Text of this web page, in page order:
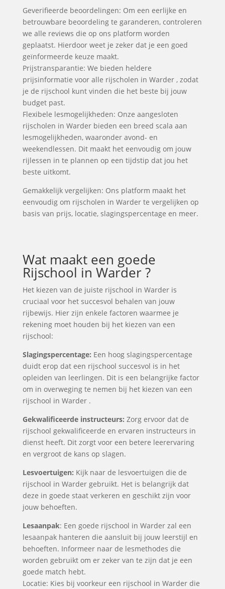
Geverifieerde beoordelingen: Om een eerlijke en
betrouwbare beoordeling te garanderen, controleren
we alle reviews die op ons platform worden
geplaatst. Hierdoor weet je zeker dat je een goed
geïnformeerde keuze maakt.
Prijstransparantie: We bieden heldere
prijsinformatie voor alle rijscholen in Warder , zodat
je de rijschool kunt vinden die het beste bij jouw
budget past.
Flexibele lesmogelijkheden: Onze aangesloten
rijscholen in Warder bieden een breed scala aan
lesmogelijkheden, waaronder avond- en
weekendlessen. Dit maakt het eenvoudig om jouw
rijlessen in te plannen op een tijdstip dat jou het
beste uitkomt.
Gemakkelijk vergelijken: Ons platform maakt het
eenvoudig om rijscholen in Warder te vergelijken op
basis van prijs, locatie, slagingspercentage en meer.
Wat maakt een goede
Rijschool in Warder ?
Het kiezen van de juiste rijschool in Warder is
cruciaal voor het succesvol behalen van jouw
rijbewijs. Hier zijn enkele factoren waarmee je
rekening moet houden bij het kiezen van een
rijschool:
Slagingspercentage: Een hoog slagingspercentage
duidt erop dat een rijschool succesvol is in het
opleiden van leerlingen. Dit is een belangrijke factor
om in overweging te nemen bij het kiezen van een
rijschool in Warder .
Gekwalificeerde instructeurs: Zorg ervoor dat de
rijschool gekwalificeerde en ervaren instructeurs in
dienst heeft. Dit zorgt voor een betere leerervaring
en vergroot de kans op slagen.
Lesvoertuigen: Kijk naar de lesvoertuigen die de
rijschool in Warder gebruikt. Het is belangrijk dat
deze in goede staat verkeren en geschikt zijn voor
jouw behoeften.
Lesaanpak: Een goede rijschool in Warder zal een
lesaanpak hanteren die aansluit bij jouw leerstijl en
behoeften. Informeer naar de lesmethodes die
worden gebruikt om er zeker van te zijn dat je een
goede match hebt.
Locatie: Kies bij voorkeur een rijschool in Warder die